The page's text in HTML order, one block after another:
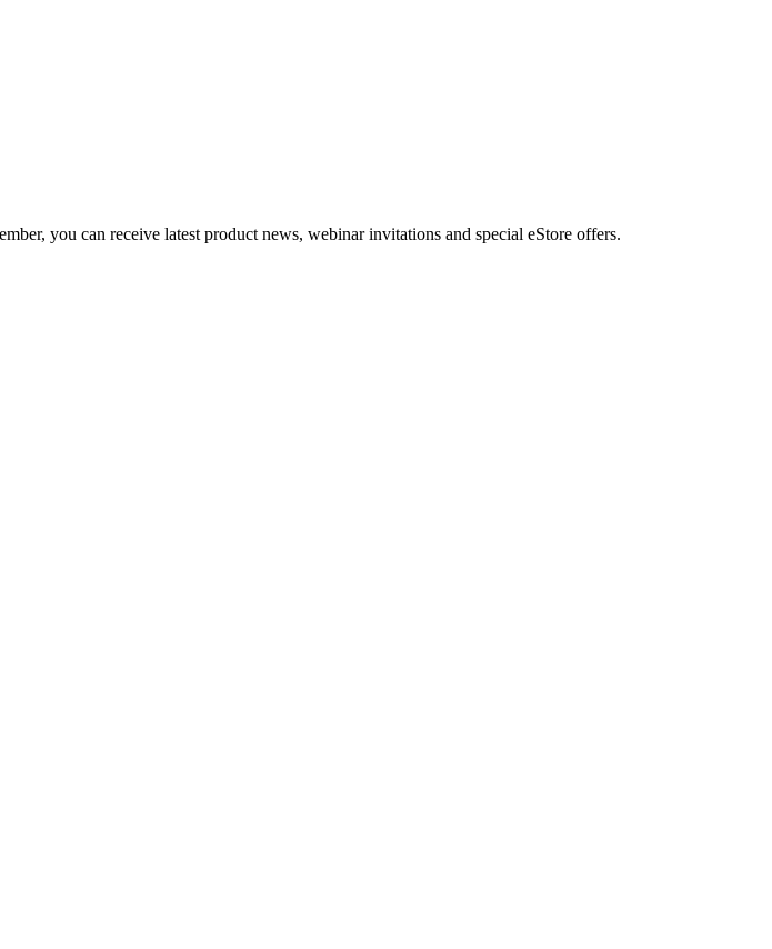
you can receive latest product news, webinar invitations and special eStore offers.